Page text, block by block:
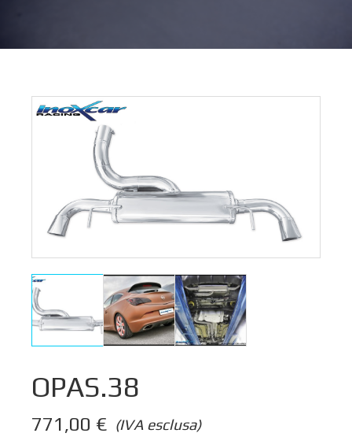
OPAS.38
(IVA esclusa)
771,00 €